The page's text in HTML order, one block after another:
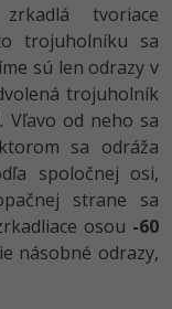
tvoriace
trojuholníku sa
sú len odrazy v
trojuholník
Vľavo od neho sa
sa odráža
spoločnej osi,
strane sa
osou -60
násobné odrazy,